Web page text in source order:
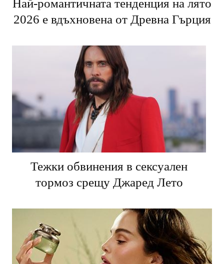
Най-романтичната тенденция на лято
2026 е вдъхновена от Древна Гърция
Тежки обвинения в сексуален
тормоз срещу Джаред Лето